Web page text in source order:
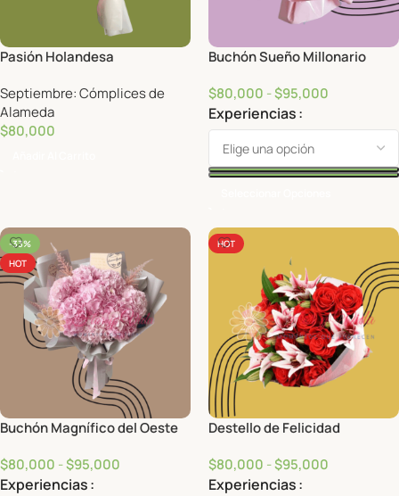
Pasión Holandesa
Septiembre: Cómplices de
Alameda
$80,000
Buchón Sueño Millonario
$80,000 -$95,000
Experiencias
-33%
HOT
Buchón Magnífico del Oeste
$80,000 -$95,000
Experiencias
HOT
Destello de Felicidad
$80,000 -$95,000
Experiencias